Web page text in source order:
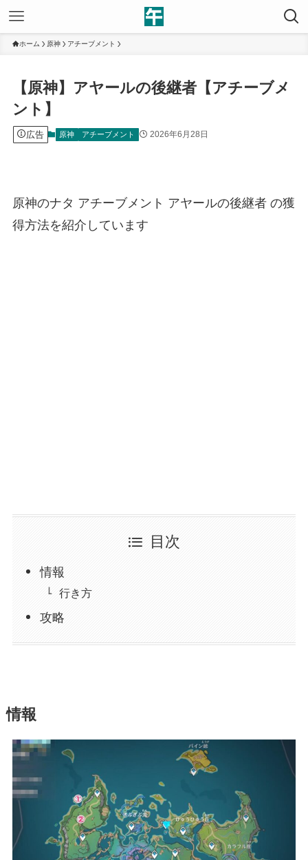
ホーム 原神 アチーブメント
【原神】アヤールの後継者【アチーブメ
ント】
広告 原神 アチーブメント 2026年6月28日
原神のナタ アチーブメント アヤールの後継者 の獲
得方法を紹介しています
目次
情報
行き方
攻略
情報